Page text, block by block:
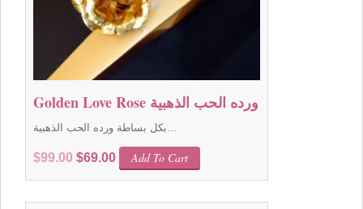
Golden Love Rose ورده الحب الذهبية
بكل بساطة ورده الحب الذهبية...
$99.00 Original
$99.00.
$69.00Current
price
$69.00.
Add To Cart